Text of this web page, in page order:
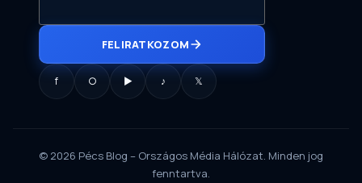
FELIRATKOZOM
f ○ ▶ ♪ 𝕏
© 2026 Pécs Blog – Országos Média Hálózat. Minden jog
fenntartva.